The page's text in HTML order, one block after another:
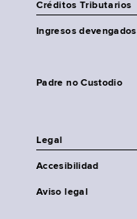
Créditos Tributarios
Ingresos devengados
Padre no Custodio
Legal
Accesibilidad
Aviso legal